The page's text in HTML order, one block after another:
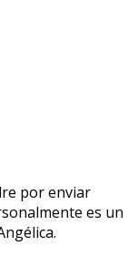
por enviar
es un